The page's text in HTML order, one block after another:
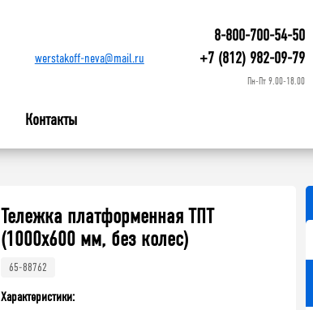
werstakoff-neva@mail.ru
8-800-700-54-50
+7 (812) 982-09-79
Пн-Пт 9.00-18.00
Контакты
Тележка платформенная ТПТ
(1000x600 мм, без колес)
65-88762
Характеристики: